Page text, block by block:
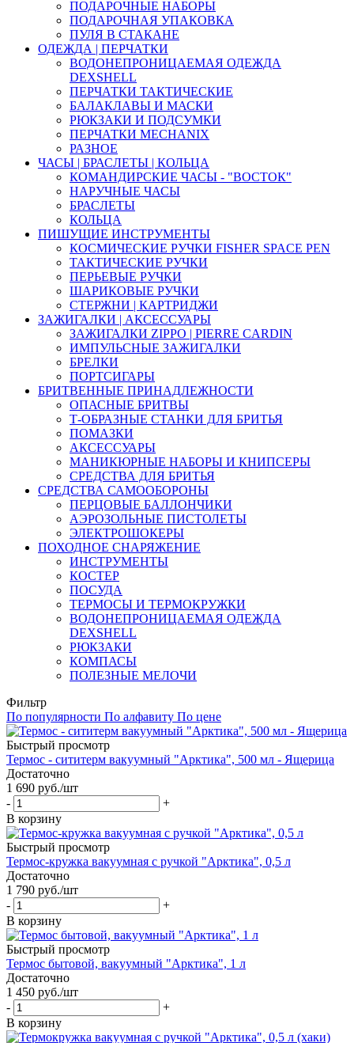
ПОДАРОЧНЫЕ НАБОРЫ
ПОДАРОЧНАЯ УПАКОВКА
ПУЛЯ В СТАКАНЕ
ОДЕЖДА | ПЕРЧАТКИ
ВОДОНЕПРОНИЦАЕМАЯ ОДЕЖДА
DEXSHELL
ПЕРЧАТКИ ТАКТИЧЕСКИЕ
БАЛАКЛАВЫ И МАСКИ
РЮКЗАКИ И ПОДСУМКИ
ПЕРЧАТКИ MECHANIX
РАЗНОЕ
ЧАСЫ | БРАСЛЕТЫ | КОЛЬЦА
КОМАНДИРСКИЕ ЧАСЫ - "ВОСТОК"
НАРУЧНЫЕ ЧАСЫ
БРАСЛЕТЫ
КОЛЬЦА
ПИШУЩИЕ ИНСТРУМЕНТЫ
КОСМИЧЕСКИЕ РУЧКИ FISHER SPACE PEN
ТАКТИЧЕСКИЕ РУЧКИ
ПЕРЬЕВЫЕ РУЧКИ
ШАРИКОВЫЕ РУЧКИ
СТЕРЖНИ | КАРТРИДЖИ
ЗАЖИГАЛКИ | АКСЕССУАРЫ
ЗАЖИГАЛКИ ZIPPO | PIERRE CARDIN
ИМПУЛЬСНЫЕ ЗАЖИГАЛКИ
БРЕЛКИ
ПОРТСИГАРЫ
БРИТВЕННЫЕ ПРИНАДЛЕЖНОСТИ
ОПАСНЫЕ БРИТВЫ
Т-ОБРАЗНЫЕ СТАНКИ ДЛЯ БРИТЬЯ
ПОМАЗКИ
АКСЕССУАРЫ
МАНИКЮРНЫЕ НАБОРЫ И КНИПСЕРЫ
СРЕДСТВА ДЛЯ БРИТЬЯ
СРЕДСТВА САМООБОРОНЫ
ПЕРЦОВЫЕ БАЛЛОНЧИКИ
АЭРОЗОЛЬНЫЕ ПИСТОЛЕТЫ
ЭЛЕКТРОШОКЕРЫ
ПОХОДНОЕ СНАРЯЖЕНИЕ
ИНСТРУМЕНТЫ
КОСТЕР
ПОСУДА
ТЕРМОСЫ И ТЕРМОКРУЖКИ
ВОДОНЕПРОНИЦАЕМАЯ ОДЕЖДА
DEXSHELL
РЮКЗАКИ
КОМПАСЫ
ПОЛЕЗНЫЕ МЕЛОЧИ
Фильтр
По популярности По алфавиту По цене
Быстрый просмотр
Термос - сититерм вакуумный "Арктика", 500 мл - Ящерица
Достаточно
1 690 руб./шт
-
+
В корзину
Быстрый просмотр
Термос-кружка вакуумная с ручкой "Арктика", 0,5 л
Достаточно
1 790 руб./шт
-
+
В корзину
Быстрый просмотр
Термос бытовой, вакуумный "Арктика", 1 л
Достаточно
1 450 руб./шт
-
+
В корзину